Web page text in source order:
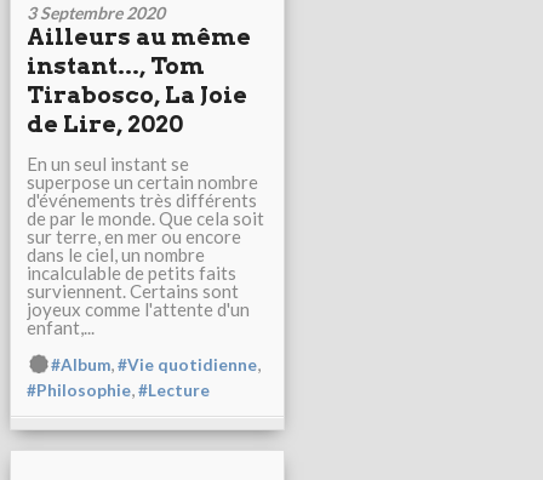
3 Septembre 2020
Ailleurs au même
instant..., Tom
Tirabosco, La Joie
de Lire, 2020
En un seul instant se
superpose un certain nombre
d'événements très différents
de par le monde. Que cela soit
sur terre, en mer ou encore
dans le ciel, un nombre
incalculable de petits faits
surviennent. Certains sont
joyeux comme l'attente d'un
enfant,...
#Album #Vie quotidienne
#Philosophie,#Lecture